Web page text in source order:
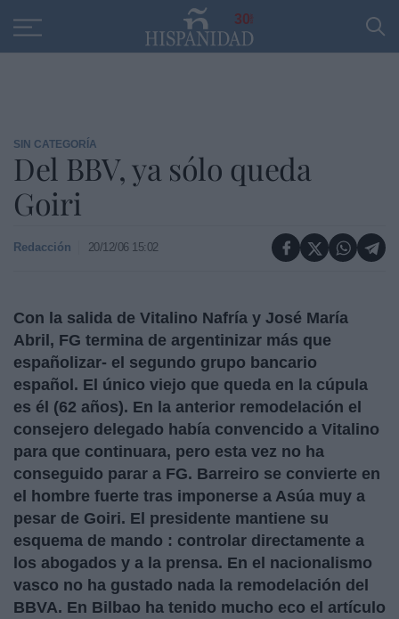
30
SIN CATEGORÍA
Del BBV, ya sólo queda
Goiri
Redacción 20/12/06 15:02
Con la salida de Vitalino Nafría y José María
Abril, FG termina de argentinizar más que
españolizar- el segundo grupo bancario
español. El único viejo que queda en la cúpula
es él (62 años). En la anterior remodelación el
consejero delegado había convencido a Vitalino
para que continuara, pero esta vez no ha
conseguido parar a FG. Barreiro se convierte en
el hombre fuerte tras imponerse a Asúa muy a
pesar de Goiri. El presidente mantiene su
esquema de mando : controlar directamente a
los abogados y a la prensa. En el nacionalismo
vasco no ha gustado nada la remodelación del
BBVA. En Bilbao ha tenido mucho eco el artículo